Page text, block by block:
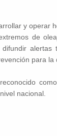
y operar
de
difundir alertas
para la
nacional.